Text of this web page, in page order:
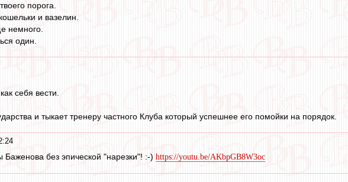
порога.
и вазелин.
немного.
один.
себя вести.
и тыкает тренеру частного Клуба который успешнее его помойки на порядок.
без эпической "нарезки"! :-) https://youtu.be/AKbpGB8W3oc